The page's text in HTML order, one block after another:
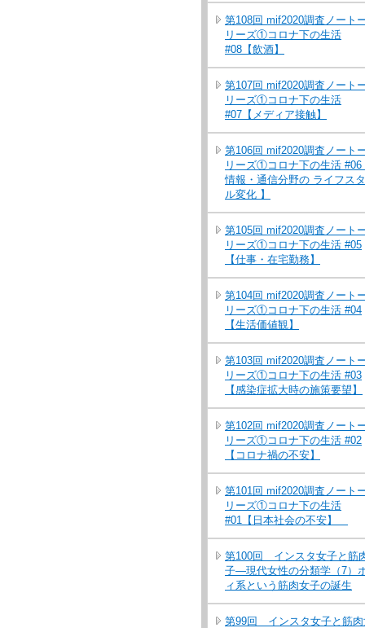
第108回 mif2020調査ノート
リーズ①コロナ下の生活
#08【飲酒】
第107回 mif2020調査ノート
リーズ①コロナ下の生活
#07【メディア接触】
第106回 mif2020調査ノート
リーズ①コロナ下の生活 #06
情報・通信分野の ライフス
ル変化 】
第105回 mif2020調査ノート
リーズ①コロナ下の生活 #05
【仕事・在宅勤務】
第104回 mif2020調査ノート
リーズ①コロナ下の生活 #04
【生活価値観】
第103回 mif2020調査ノート
リーズ①コロナ下の生活 #03
【感染症拡大時の施策要望】
第102回 mif2020調査ノート
リーズ①コロナ下の生活 #02
【コロナ禍の不安】
第101回 mif2020調査ノート
リーズ①コロナ下の生活
#01【日本社会の不安】
第100回 インスタ女子と筋
子―現代女性の分類学（7）
ィ系という筋肉女子の誕生
第99回 インスタ女子と筋肉